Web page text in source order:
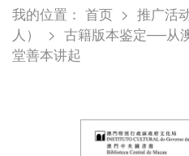
我的位置： 首页 > 推广活
人）
> 古籍版本鉴定──从
堂善本讲起